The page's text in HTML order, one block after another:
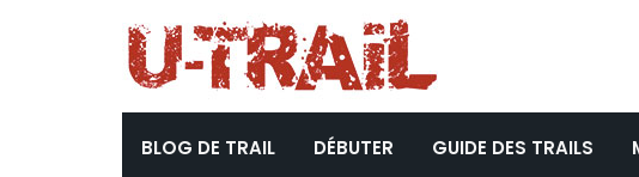
BLOG DE TRAIL DÉBUTER GUIDE DES TRAILS